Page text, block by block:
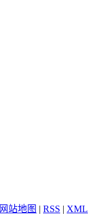
网站地图 | RSS | XML